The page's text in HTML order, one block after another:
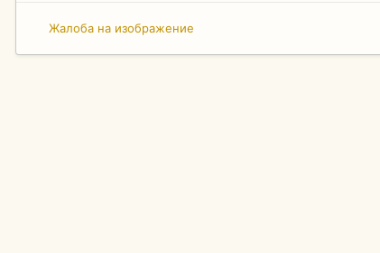
Жалоба на изображение